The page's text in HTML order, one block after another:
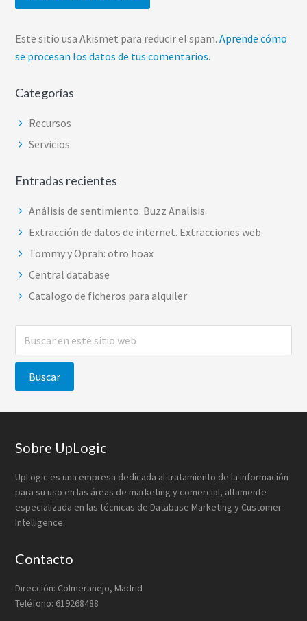
Este sitio usa Akismet para reducir el spam.Aprende cómo
se procesan los datos de tus comentarios.
Categorías
Recursos
Servicios
Entradas recientes
Análisis de sentimiento. Buzz Analisis.
Extracción de datos de internet. Extracciones web.
Tommy y Oprah: otro hoax
Central database
Catalogo de ficheros para alquiler
sitio
Footer
Sobre UpLogic
UpLogic es una empresa dedicada al tratamiento de la información
para su uso en las áreas de marketing y comercial, altamente
especializada en las técnicas de Database Marketing y Customer
Intelligence.
Contacto
Dirección: Colmeranejo, Madrid
Teléfono: 619268488